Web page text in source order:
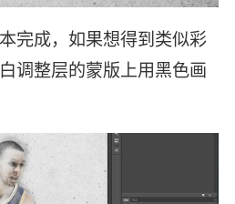
完成，如果想得到类似彩
调整层的蒙版上用黑色画